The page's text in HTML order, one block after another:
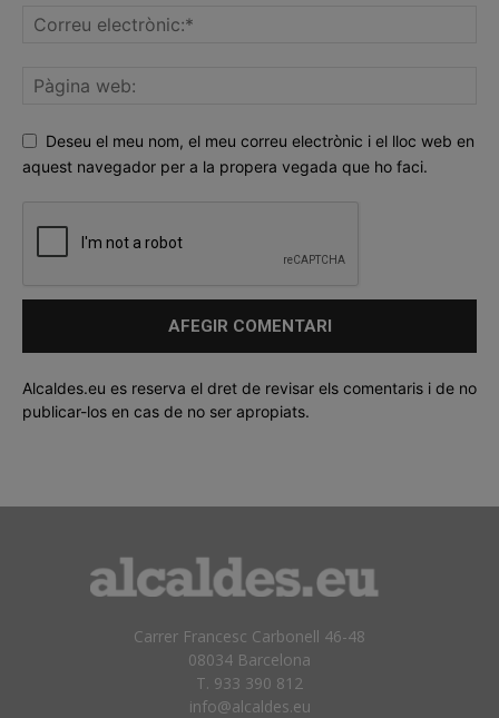
Deseu el meu nom, el meu correu electrònic i el lloc web en
aquest navegador per a la propera vegada que ho faci.
Alcaldes.eu es reserva el dret de revisar els comentaris i de no
publicar-los en cas de no ser apropiats.
Carrer Francesc Carbonell 46-48
08034 Barcelona
T. 933 390 812
info@alcaldes.eu